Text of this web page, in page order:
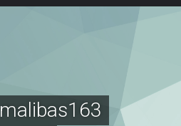
malibas163